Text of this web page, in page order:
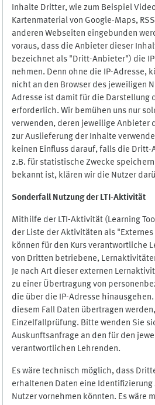
Inhalte Dritter, wie zum Beispiel
Kartenmaterial von Google-Maps,
anderen Webseiten eingebunden
voraus, dass die Anbieter dieser
bezeichnet als "Dritt-Anbieter") die
nehmen. Denn ohne die IP-Adresse,
nicht an den Browser des jeweiligen
Adresse ist damit für die Darstellung
erforderlich. Wir bemühen uns nur
verwenden, deren jeweilige Anbieter
zur Auslieferung der Inhalte
keinen Einfluss darauf, falls die Dritt-
z.B. für statistische Zwecke
bekannt ist, klären wir die Nutzer
Sonderfall Nutzung der LTI-Aktivität
Mithilfe der LTI-Aktivität (Learning
der Liste der Aktivitäten als
können für den Kurs verantwortliche
von Dritten betriebene,
Je nach Art dieser externen
zu einer Übertragung von
die über die IP-Adresse
diesem Fall Daten übertragen
Einzelfallprüfung. Bitte wenden Sie
Auskunftsanfrage an den für den
verantwortlichen Lehrenden.
Es wäre technisch möglich, dass
erhaltenen Daten eine
Nutzer vornehmen könnten. Es wäre